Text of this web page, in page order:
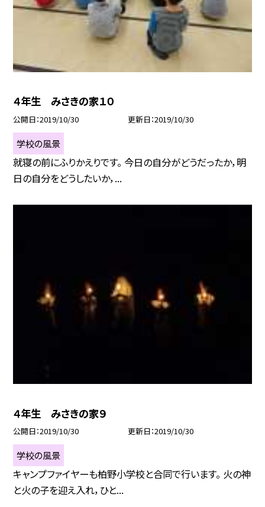
４年生 みさきの家１０
公開日 2019/10/30 更新日 2019/10/30
学校の風景
就寝の前にふりかえりです。 今日の自分がどうだったか，明
日の自分をどうしたいか，...
４年生 みさきの家９
公開日 2019/10/30 更新日 2019/10/30
学校の風景
キャンプファイヤーも柏野小学校と合同で行います。 火の神
と火の子を迎え入れ，ひと...